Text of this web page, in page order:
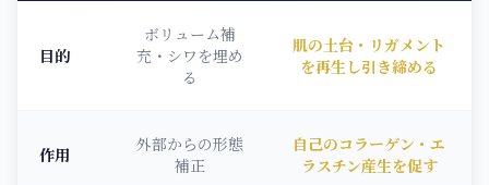
目的
ボリューム補
充・シワを埋め
る
肌の土台・リガメント
を再生し引き締める
作用
外部からの形態
補正
自己のコラーゲン・エ
ラスチン産生を促す